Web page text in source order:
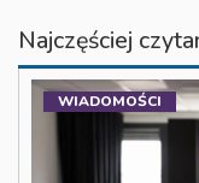
Najczęściej
WIADOMOŚCI